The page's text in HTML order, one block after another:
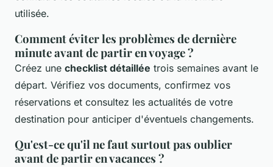
utilisée.
Comment éviter les problèmes de dernière
minute avant de partir en voyage ?
Créez une checklist détaillée trois semaines avant le
départ. Vérifiez vos documents, confirmez vos
réservations et consultez les actualités de votre
destination pour anticiper d'éventuels changements.
Qu'est-ce qu'il ne faut surtout pas oublier
avant de partir en vacances ?